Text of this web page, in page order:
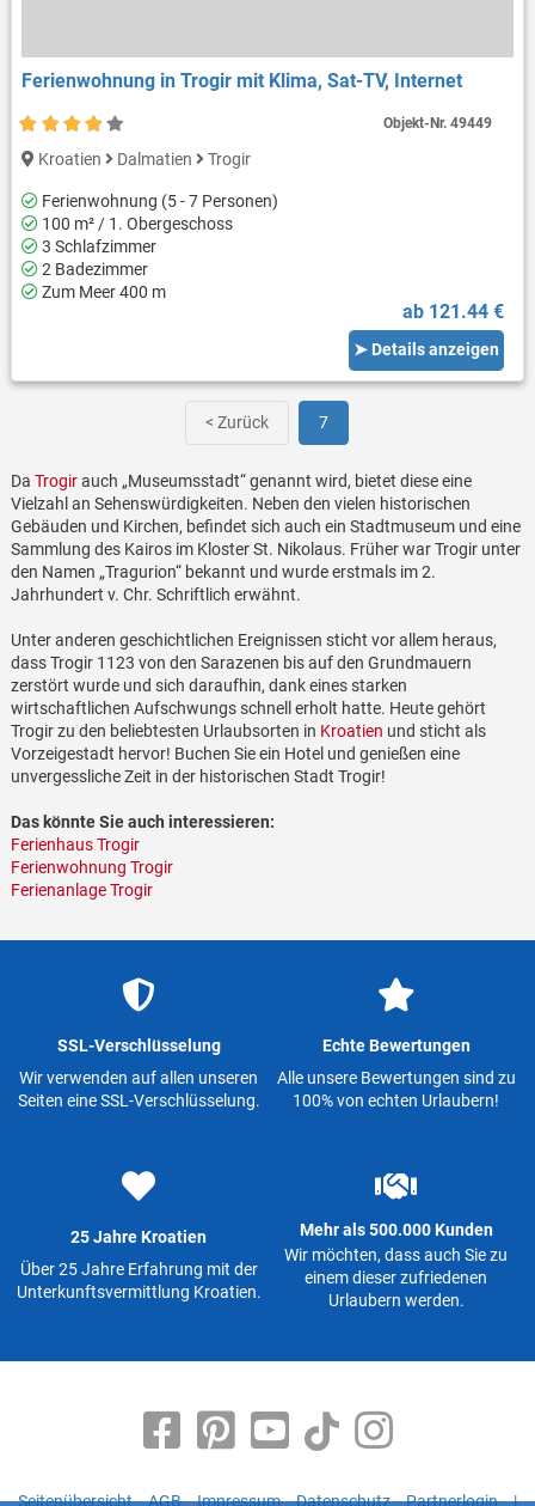
Ferienwohnung in Trogir mit Klima, Sat-TV, Internet
Kroatien Dalmatien Trogir
Ferienwohnung (5 - 7 Personen)
100 m² / 1. Obergeschoss
3 Schlafzimmer
2 Badezimmer
Zum Meer 400 m
ab 121.44 €
➤ Details anzeigen
Objekt-Nr.49449
< Zurück 7
Da Trogirauch „Museumsstadt“ genannt wird, bietet diese eine
Vielzahl an Sehenswürdigkeiten. Neben den vielen historischen
Gebäuden und Kirchen, befindet sich auch ein Stadtmuseum und eine
Sammlung des Kairos im Kloster St. Nikolaus. Früher war Trogir unter
den Namen „Tragurion“ bekannt und wurde erstmals im 2.
Jahrhundert v. Chr. Schriftlich erwähnt.
Unter anderen geschichtlichen Ereignissen sticht vor allem heraus,
dass Trogir 1123 von den Sarazenen bis auf den Grundmauern
zerstört wurde und sich daraufhin, dank eines starken
wirtschaftlichen Aufschwungs schnell erholt hatte. Heute gehört
Trogir zu den beliebtesten Urlaubsorten in Kroatien und sticht als
Vorzeigestadt hervor! Buchen Sie ein Hotel und genießen eine
unvergessliche Zeit in der historischen Stadt Trogir!
Das könnte Sie auch interessieren:
Ferienhaus Trogir
Ferienwohnung Trogir
Ferienanlage Trogir
SSL-Verschlüsselung
Wir verwenden auf allen unseren
Seiten eine SSL-Verschlüsselung.
Echte Bewertungen
Alle unsere Bewertungen sind zu
100% von echten Urlaubern!
25 Jahre Kroatien
Über 25 Jahre Erfahrung mit der
Unterkunftsvermittlung Kroatien.
Mehr als 500.000 Kunden
Wir möchten, dass auch Sie zu
einem dieser zufriedenen
Urlaubern werden.
Seitenübersicht AGB Impressum Datenschutz Partnerlogin |